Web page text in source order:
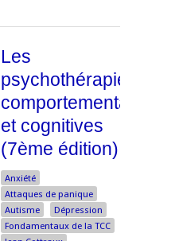
Les
psychothérapies
comportementales
et cognitives
(7ème édition)
Anxiété
Attaques de panique
Autisme
Dépression
Fondamentaux de la TCC